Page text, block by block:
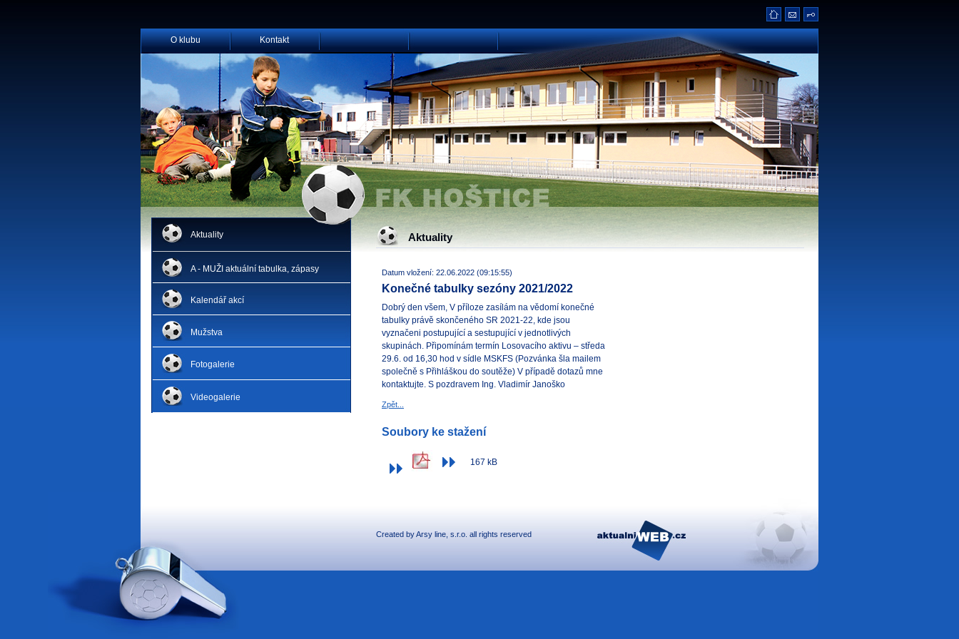
O klubu Kontakt
Aktuality
A - MUŽI aktuální tabulka, zápasy
Kalendář akcí
Mužstva
Fotogalerie
Videogalerie
Aktuality
Datum vložení: 22.06.2022 (09:15:55)
Konečné tabulky sezóny 2021/2022
Dobrý den všem, V příloze zasílám na vědomí konečné
tabulky právě skončeného SR 2021-22, kde jsou
vyznačeni postupující a sestupující v jednotlivých
skupinách. Připomínám termín Losovacího aktivu – středa
29.6. od 16,30 hod v sídle MSKFS (Pozvánka šla mailem
společně s Přihláškou do soutěže) V případě dotazů mne
kontaktujte. S pozdravem Ing. Vladimír Janoško
Zpět...
Soubory ke stažení
167 kB
Created byArsy line , s.r.o. all rights reserved